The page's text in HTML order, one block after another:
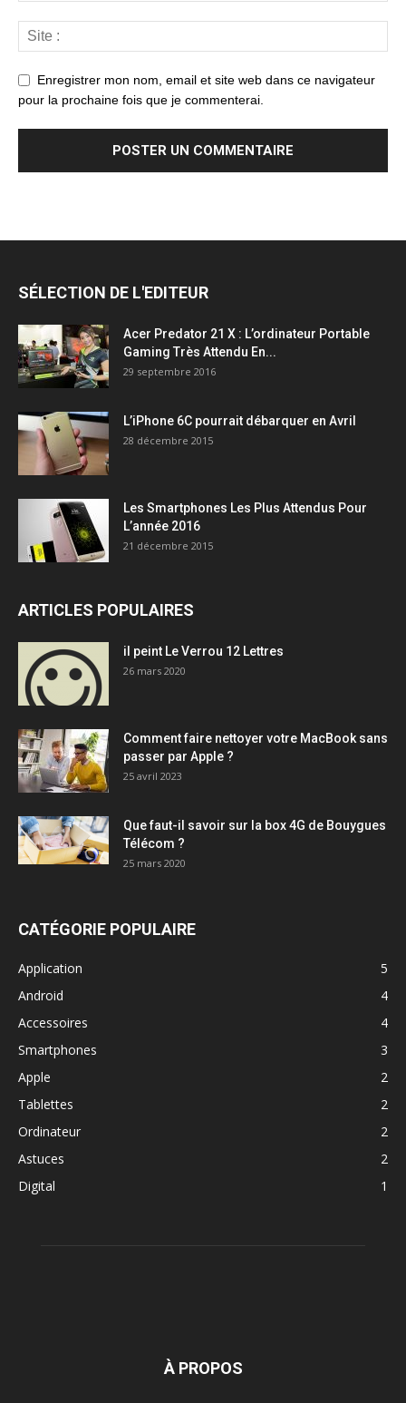
Enregistrer mon nom, email et site web dans ce navigateur
pour la prochaine fois que je commenterai.
SÉLECTION DE L'EDITEUR
Acer Predator 21 X : L’ordinateur Portable
Gaming Très Attendu En...
29 septembre 2016
L’iPhone 6C pourrait débarquer en Avril
28 décembre 2015
Les Smartphones Les Plus Attendus Pour
L’année 2016
21 décembre 2015
ARTICLES POPULAIRES
il peint Le Verrou 12 Lettres
26 mars 2020
Comment faire nettoyer votre MacBook sans
passer par Apple ?
25 avril 2023
Que faut-il savoir sur la box 4G de Bouygues
Télécom ?
25 mars 2020
CATÉGORIE POPULAIRE
Application
5
Android
4
Accessoires
4
Smartphones
3
Apple
2
Tablettes
2
Ordinateur
2
Astuces
2
Digital
1
À PROPOS